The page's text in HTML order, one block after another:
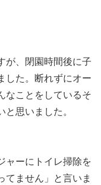
が、閉園時間後に子
した。断れずにオー
なことをしているそ
思いました。
ャーにトイレ掃除を
てません」と言いま